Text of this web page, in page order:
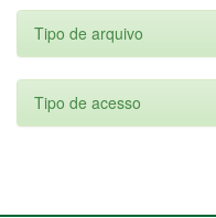
Tipo de arquivo
Tipo de acesso